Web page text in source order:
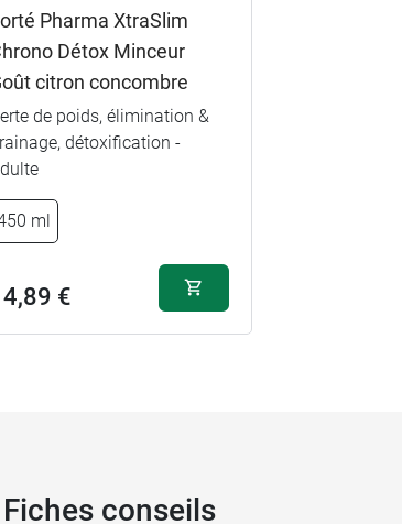
Pharma XtraSlim
Détox Minceur
citron concombre
de poids, élimination &
détoxification -
ml
€
Fiches conseils